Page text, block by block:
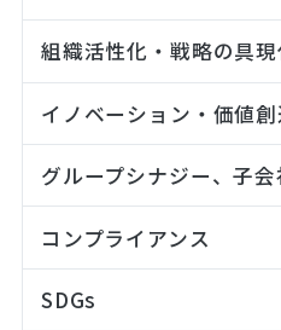
組織活性化・戦略の具現
イノベーション・価値
グループシナジー、子
コンプライアンス
SDGs